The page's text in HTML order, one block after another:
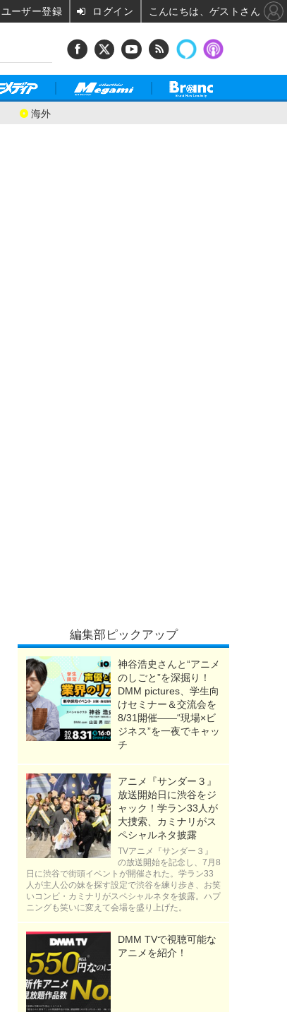
海外
編集部ピックアップ
神谷浩史さんと“アニメ
のしごと”を深掘り！
DMM pictures、学生向
けセミナー＆交流会を
8/31開催――“現場×ビ
ジネス”を一夜でキャッ
チ
アニメ『サンダー３』
放送開始日に渋谷をジ
ャック！学ラン33人が
大捜索、カミナリがス
ペシャルネタ披露
TVアニメ『サンダー３』
の放送開始を記念し、7月8
日に渋谷で街頭イベントが開催された。学ラン33
人が主人公の妹を探す設定で渋谷を練り歩き、お笑
いコンビ・カミナリがスペシャルネタを披露。ハプ
ニングも笑いに変えて会場を盛り上げた。
DMM TVで視聴可能な
アニメを紹介！
ユーザー登録 ログイン こんにちは、ゲストさん